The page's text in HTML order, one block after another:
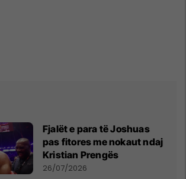
Fjalët e para të Joshuas
pas fitores me nokaut ndaj
Kristian Prengës
26/07/2026